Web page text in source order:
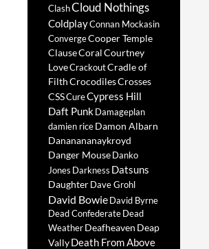
ClashCloud Nothings
ColdplayConnan Mockasin
ConvergeCooper Temple
ClauseCoralCourtney
LoveCrackoutCradle of
FilthCrocodilesCrosses
CSSCureCypress Hill
Daft PunkDamageplan
damien riceDamon Albarn
Dananananaykroyd
Danger MouseDanko
Jones Darkness Datsuns
DaughterDave Grohl
David BowieDavid Byrne
Dead ConfederateDead
WeatherDeafheaven Deap
VallyDeath From Above